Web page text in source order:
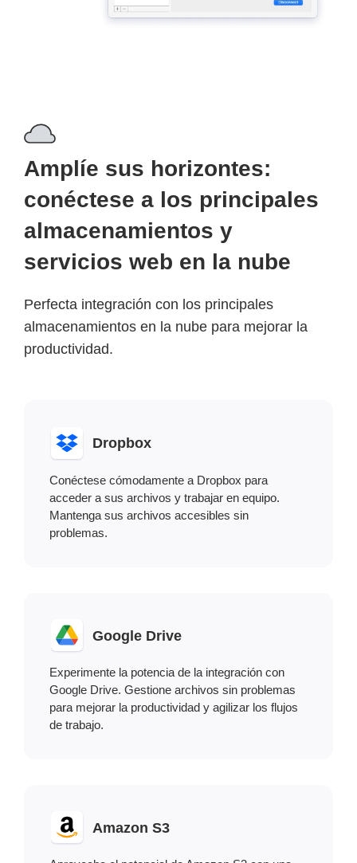
Amplíe sus horizontes:
conéctese a los principales
almacenamientos y
servicios web en la nube
Perfecta integración con los principales
almacenamientos en la nube para mejorar la
productividad.
Dropbox
Conéctese cómodamente a Dropbox para
acceder a sus archivos y trabajar en equipo.
Mantenga sus archivos accesibles sin
problemas.
Google Drive
Experimente la potencia de la integración con
Google Drive. Gestione archivos sin problemas
para mejorar la productividad y agilizar los flujos
de trabajo.
Amazon S3